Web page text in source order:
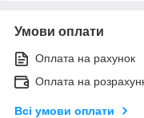
Умови оплати
Оплата на рахунок
Оплата на
Всі умови оплати